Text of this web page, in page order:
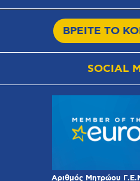
ΒΡΕΙΤΕ ΤΟ
SOCIAL